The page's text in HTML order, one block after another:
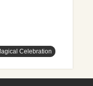
Celebration